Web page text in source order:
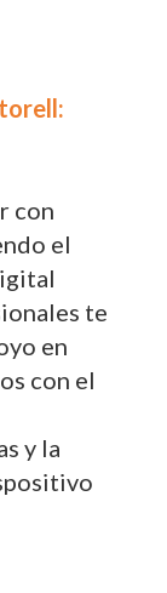
con
el
te
en
con el
y la